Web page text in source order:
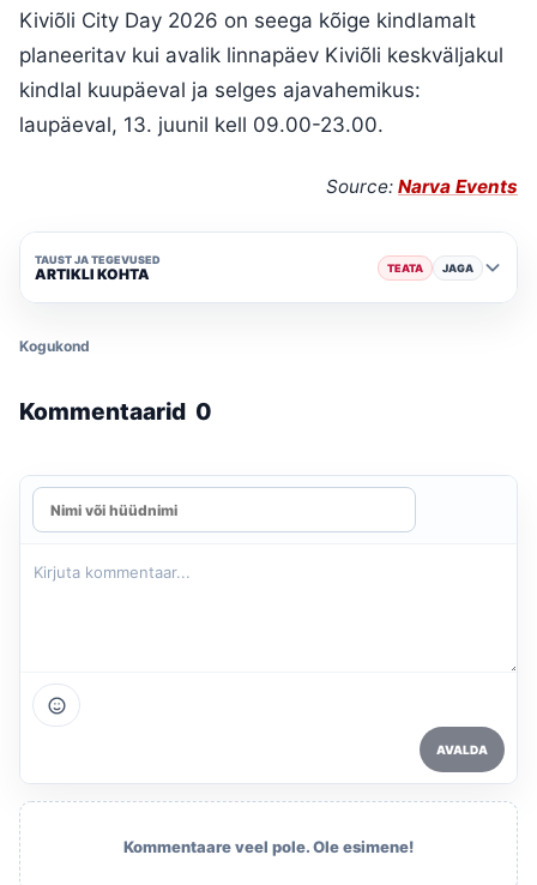
Kiviõli City Day 2026 on seega kõige kindlamalt
planeeritav kui avalik linnapäev Kiviõli keskväljakul
kindlal kuupäeval ja selges ajavahemikus:
laupäeval, 13. juunil kell 09.00-23.00.
Source: Narva Events
TAUST JA TEGEVUSED
ARTIKLI KOHTA TEATA JAGA
Kogukond
Kommentaarid 0
AVALDA
Kommentaare veel pole. Ole esimene!